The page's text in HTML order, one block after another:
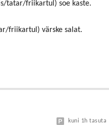
tatar/friikartul) soe kaste.
friikartul) värske salat.
kuni 1h tasuta